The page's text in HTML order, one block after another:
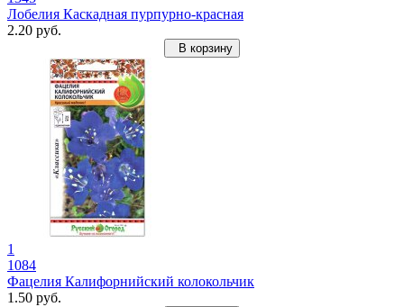
Лобелия Каскадная пурпурно-красная
2.20 руб.
В корзину
1
1084
Фацелия Калифорнийский колокольчик
1.50 руб.